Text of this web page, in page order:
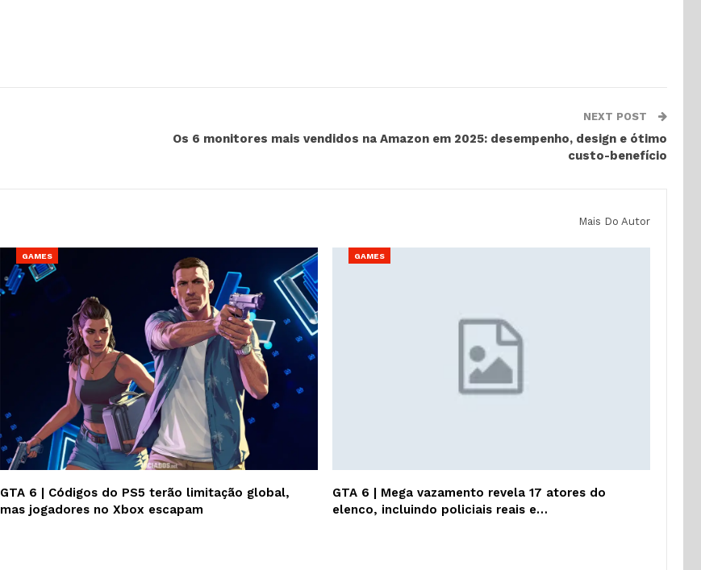
NEXT POST
Os 6 monitores mais vendidos na Amazon em 2025: desempenho, design e ótimo
custo-benefício
Mais Do Autor
GAMES
GTA 6 | Códigos do PS5 terão limitação global,
mas jogadores no Xbox escapam
GAMES
GTA 6 | Mega vazamento revela 17 atores do
elenco, incluindo policiais reais e…